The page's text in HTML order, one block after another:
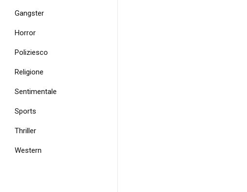
Gangster
Horror
Poliziesco
Religione
Sentimentale
Sports
Thriller
Western